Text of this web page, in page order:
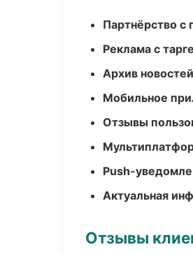
Партнёрство с
Реклама с
Архив
Мобильное
Отзывы
Push-
Актуальная
Отзывы